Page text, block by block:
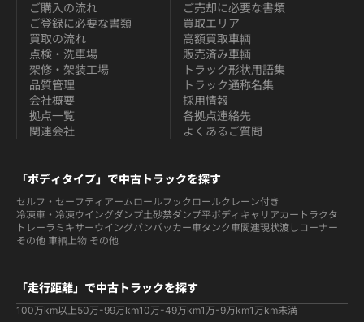
ご購入の流れ
ご登録に必要な書類
買取の流れ
ご売却に必要な書類
買取エリア
高額買取車輌
点検・洗車場
架修・架装工場
品質管理
販売済み車輌
トラック形状用語集
トラック通称名集
会社概要
拠点一覧
関連会社
採用情報
各拠点連絡先
よくあるご質問
「ボディタイプ」で中古トラックを探す
セルフ・セーフティ アームロールフックロールクレーン付き
冷凍車・冷凍ウイングダンプ土砂禁ダンプ平ボディ キャリアカー トラクタ
トレーラ ミキサーウイングバンパッカー車タンク車関連現状渡しコーナー
その他 車輌 上物 その他
「走行距離」で中古トラックを探す
100万km以上50万-99万km10万-49万km1万-9万km1万km未満